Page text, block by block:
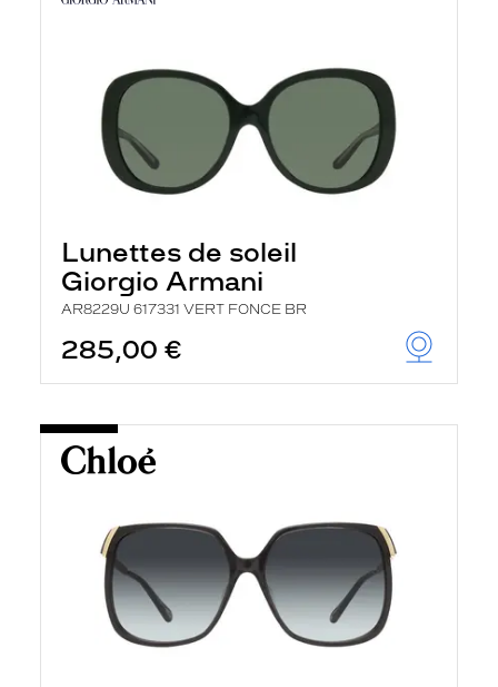
Lunettes de soleil
Giorgio Armani
AR8229U 617331 VERT FONCE BR
285,00 €